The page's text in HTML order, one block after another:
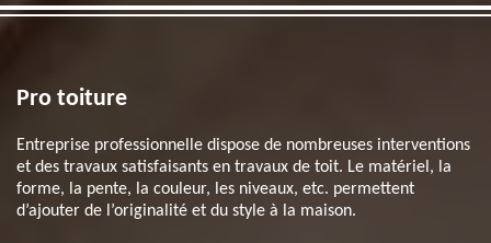
Pro toiture
Entreprise professionnelle dispose de nombreuses interventions
et des travaux satisfaisants en travaux de toit. Le matériel, la
forme, la pente, la couleur, les niveaux, etc. permettent
d’ajouter de l’originalité et du style à la maison.